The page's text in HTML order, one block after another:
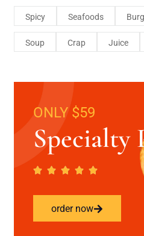
Spicy Seafoods
Soup Crap Juice
ONLY $59
Specialty
order now